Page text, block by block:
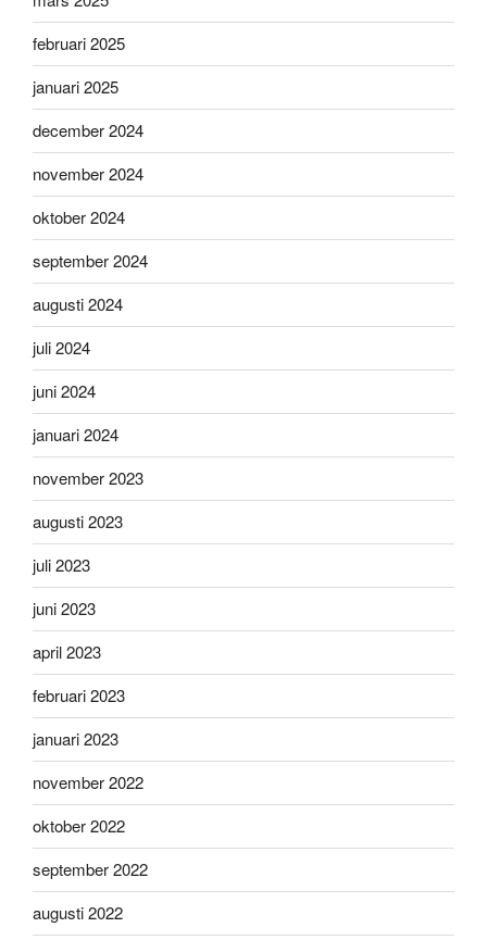
februari 2025
januari 2025
december 2024
november 2024
oktober 2024
september 2024
augusti 2024
juli 2024
juni 2024
januari 2024
november 2023
augusti 2023
juli 2023
juni 2023
april 2023
februari 2023
januari 2023
november 2022
oktober 2022
september 2022
augusti 2022